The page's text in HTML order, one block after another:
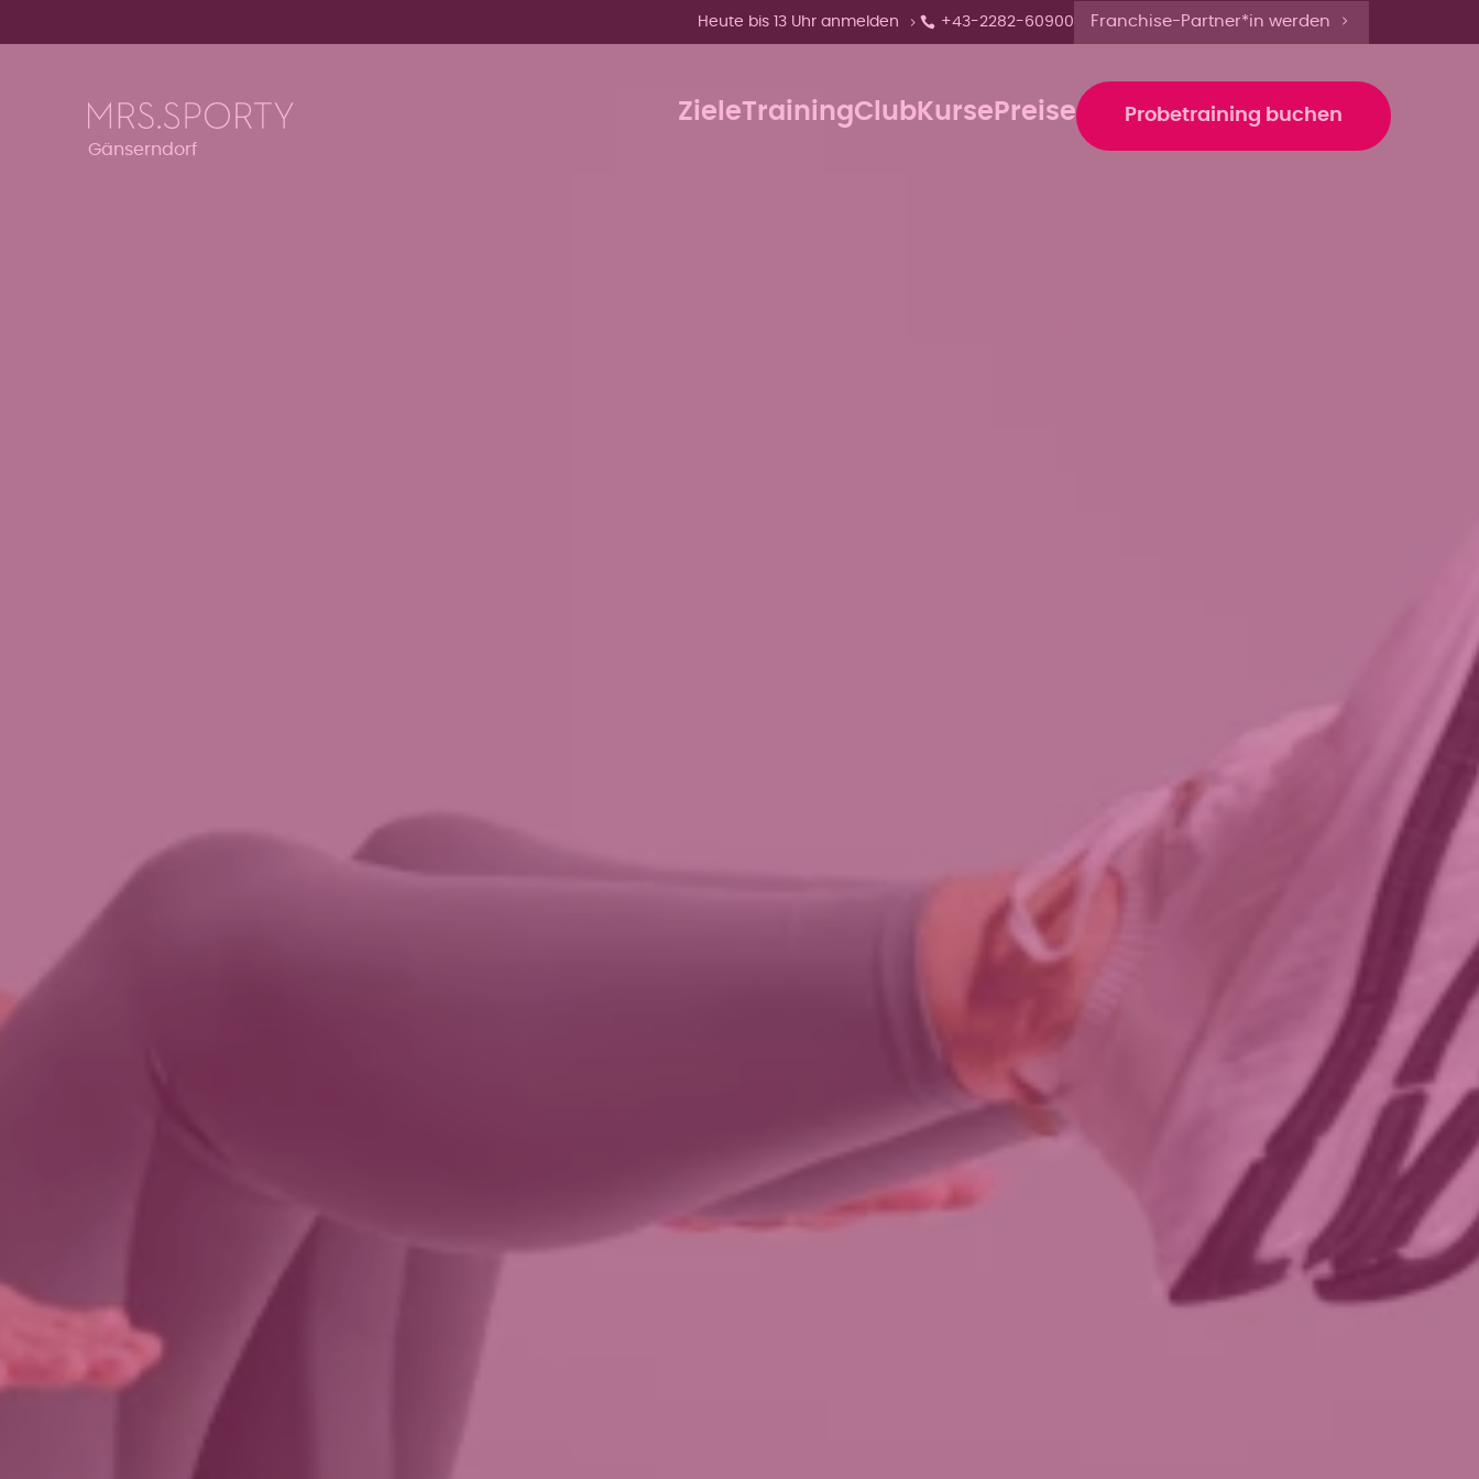
Heute bis 13 Uhr anmelden
Zeige Menü-Unterpunkte von 'Heute bis 13 Uhr anmelden'
+43-2282-60900 Franchise-Partner*in werden
Gänserndorf
ZieleTrainingClub Kurse Preise Probetraining buchen